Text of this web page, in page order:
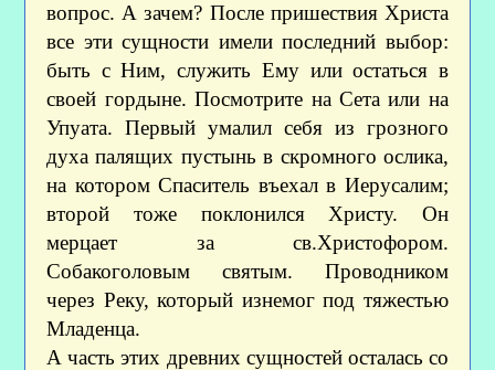
вопрос. А зачем? После пришествия Христа
все эти сущности имели последний выбор:
быть с Ним, служить Ему или остаться в
своей гордыне. Посмотрите на Сета или на
Упуата. Первый умалил себя из грозного
духа палящих пустынь в скромного ослика,
на котором Спаситель въехал в Иерусалим;
второй тоже поклонился Христу. Он
мерцает за св.Христофором.
Собакоголовым святым. Проводником
через Реку, который изнемог под тяжестью
Младенца.
А часть этих древних сущностей осталась со